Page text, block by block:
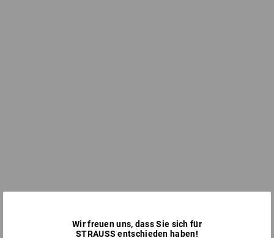
Wir freuen uns, dass Sie sich für
STRAUSS entschieden haben!